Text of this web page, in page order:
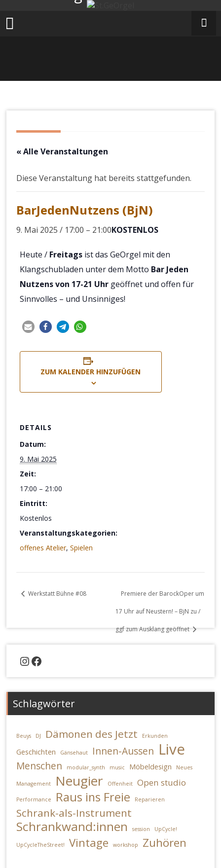
Inhalt
springen
« Alle Veranstaltungen
Diese Veranstaltung hat bereits stattgefunden.
BarJedenNutzens (BjN)
9. Mai 2025 / 17:00 – 21:00KOSTENLOS
Heute / Freitagsist das GeOrgel mit den
Klangschubladen unter dem Motto Bar Jeden
Nutzens von 17-21 Uhr geöffnet und offen für
Sinnvolles – und Unsinniges!
ZUM KALENDER HINZUFÜGEN
DETAILS
Datum:
9. Mai 2025
Zeit:
17:00 – 21:00
Eintritt:
Kostenlos
Veranstaltungskategorien:
offenes Atelier, Spielen
Werkstatt Bühne #08 Premiere der BarockOper um
17 Uhr auf Neustern! – BjN zu /
ggf zum Ausklang geöffnet
Instagram
Facebook
Schlagwörter
Beuys DJ Dämonen des Jetzt Erkunden
Geschichten Gänsehaut Innen-Aussen Live
Menschen modular_synth music Möbeldesign Neues
Management Neugier Offenheit Open studio
Performance Raus ins Freie Reparieren
Schrank-als-Instrument
Schrankwand:innen session UpCycle!
UpCycleTheStreet! Vintage workshop Zuhören